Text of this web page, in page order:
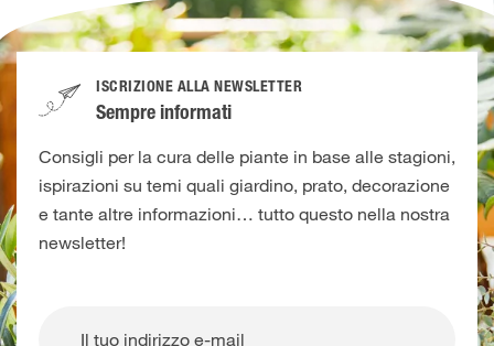
ISCRIZIONE ALLA NEWSLETTER
Sempre informati
Consigli per la cura delle piante in base alle stagioni,
ispirazioni su temi quali giardino, prato, decorazione
e tante altre informazioni… tutto questo nella nostra
newsletter!